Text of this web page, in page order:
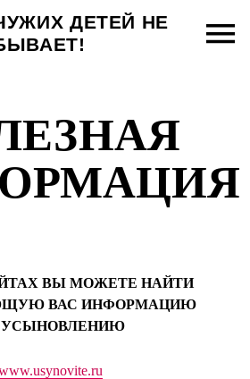
ДЕТЕЙ НЕ
ВЫ МОЖЕТЕ НАЙТИ
ВАС ИНФОРМАЦИЮ
УСЫНОВЛЕНИЮ